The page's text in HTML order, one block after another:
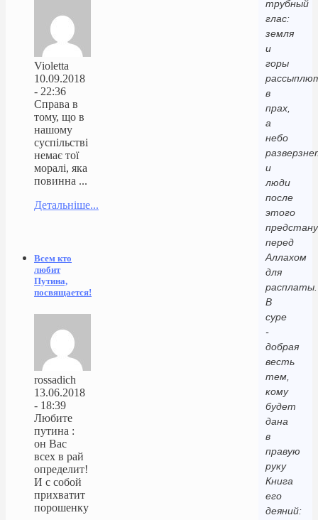
трубный
глас:
земля
и
горы
в
прах,
а
небо
и
люди
после
этого
перед
Аллахом
для
расплаты.
В
суре
-
добрая
весть
тем,
кому
будет
дана
в
правую
руку
Книга
его
деяний:
Violetta
10.09.2018
- 22:36
Справа в
тому, що в
нашому
суспільстві
немає тої
моралі, яка
повинна ...
Детальніше...
Всем кто
любит
Путина,
посвящается!
rossadich
13.06.2018
- 18:39
Любите
путина :
он Вас
всех в рай
определит!
И с собой
прихватит
порошенку